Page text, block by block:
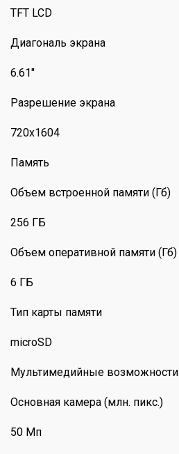
TFT LCD
Диагональ экрана
6.61"
Разрешение экрана
720x1604
Память
Объем встроенной памяти (Гб)
256 ГБ
Объем оперативной памяти (Гб)
6 ГБ
Тип карты памяти
microSD
Мультимедийные возможности
Основная камера (млн. пикс.)
50 Мп